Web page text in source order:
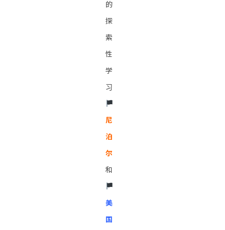
的
探
索
性
学
习
尼
泊
尔
和
美
国